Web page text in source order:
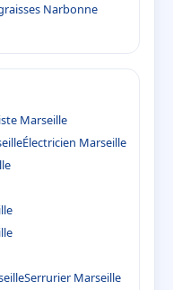
Narbonne
Marseille
Électricien Marseille
Serrurier Marseille